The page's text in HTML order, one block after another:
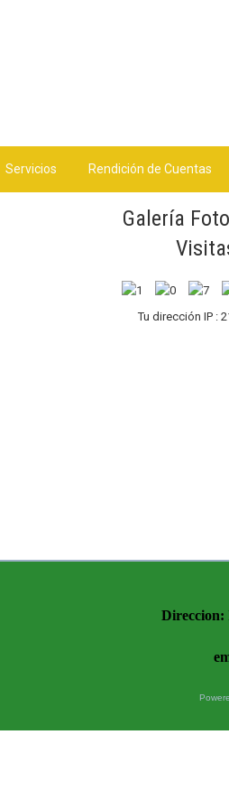
Servicios Rendición de Cuentas
Galería
Tu dirección IP :
Direccion: